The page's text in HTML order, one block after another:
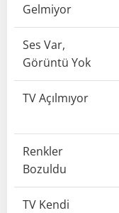
Gelmiyor
Ses Var,
Görüntü Yok
TV Açılmıyor
Renkler
Bozuldu
TV Kendi